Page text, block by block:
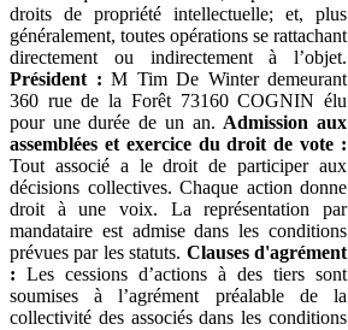
droits de propriété intellectuelle; et, plus
généralement, toutes opérations se rattachant
directement ou indirectement à l’objet.
Président : M Tim De Winter demeurant
360 rue de la Forêt 73160 COGNIN élu
pour une durée de un an. Admission aux
assemblées et exercice du droit de vote :
Tout associé a le droit de participer aux
décisions collectives. Chaque action donne
droit à une voix. La représentation par
mandataire est admise dans les conditions
prévues par les statuts. Clauses d'agrément
: Les cessions d’actions à des tiers sont
soumises à l’agrément préalable de la
collectivité des associés dans les conditions